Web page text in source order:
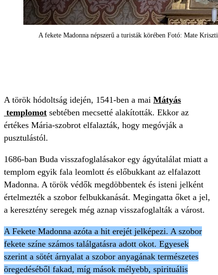
A fekete Madonna népszerű a turisták körében Fotó: Mate
A török hódoltság idején, 1541-ben a mai Mátyás
templomot sebtében mecsetté alakították. Ekkor az
értékes Mária-szobrot elfalazták, hogy megóvják a
pusztulástól.
1686-ban Buda visszafoglalásakor egy ágyútalálat miatt a
templom egyik fala leomlott és előbukkant az elfalazott
Madonna. A török védők megdöbbentek és isteni jelként
értelmezték a szobor felbukkanását. Megingatta őket a jel,
a keresztény seregek még aznap visszafoglalták a várost.
A Fekete Madonna azóta a hit erejét jelképezi. A szobor
fekete színe számos találgatásra adott okot. Egyesek
szerint a sötét árnyalat a szobor anyagának természetes
öregedéséből fakad, míg mások mélyebb, spirituális